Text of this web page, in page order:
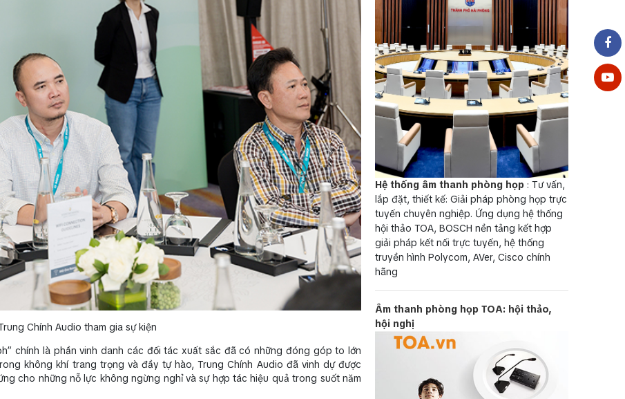
Chính Audio tham gia sự kiện
chính là phần vinh danh các đối tác xuất sắc đã có những đóng góp to lớn
không khí trang trọng và đầy tự hào, Trung Chính Audio đã vinh dự được
cho những nỗ lực không ngừng nghỉ và sự hợp tác hiệu quả trong suốt năm
Hệ thống âm thanh phòng họp : Tư vấn,
lắp đặt, thiết kế: Giải pháp phòng họp trực
tuyến chuyên nghiệp. Ứng dụng hệ thống
hội thảo TOA, BOSCH nền tảng kết hợp
giải pháp kết nối trực tuyến, hệ thống
truyền hình Polycom, AVer, Cisco chính
hãng
Âm thanh phòng họp TOA: hội thảo,
hội nghị